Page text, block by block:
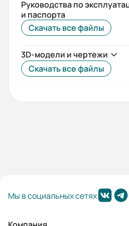
Срок службы, лет:
5
8
Руководства по
и паспорта
Скачать все файлы
3D-модели и чертежи
Скачать все файлы
Мы в социальных сетях